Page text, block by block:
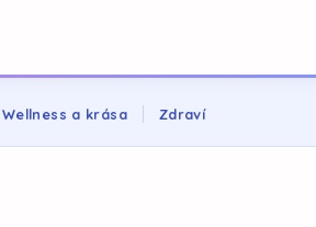
Wellness a krása Zdraví